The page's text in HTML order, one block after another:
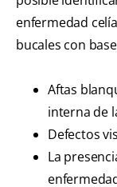
enfermedad
bucales con
Aftas
interna de
Defectos
La